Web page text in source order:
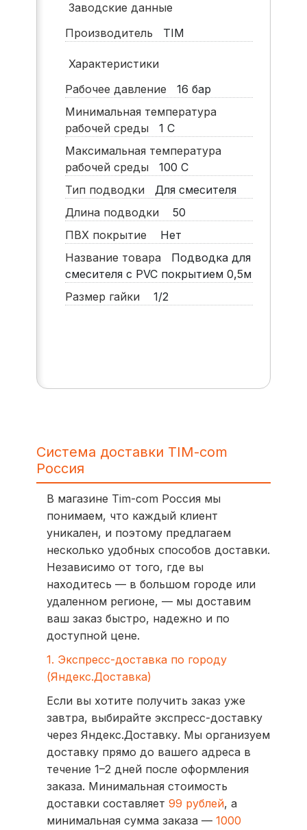
Заводские данные
Производитель
TIM
Характеристики
Рабочее давление
16 бар
Минимальная температура
рабочей среды
1 С
Максимальная температура
рабочей среды
100 С
Тип подводки
Для смесителя
Длина подводки
50
ПВХ покрытие
Нет
Название товара
Подводка для
смесителя с PVC покрытием 0,5м
Размер гайки
1/2
Система доставки TIM-com
Россия
В магазине Tim-com Россия мы
понимаем, что каждый клиент
уникален, и поэтому предлагаем
несколько удобных способов доставки.
Независимо от того, где вы
находитесь — в большом городе или
удаленном регионе, — мы доставим
ваш заказ быстро, надежно и по
доступной цене.
1. Экспресс-доставка по городу
(Яндекс.Доставка)
Если вы хотите получить заказ уже
завтра, выбирайте экспресс-доставку
через Яндекс.Доставку. Мы организуем
доставку прямо до вашего адреса в
течение 1–2 дней после оформления
заказа. Минимальная стоимость
доставки составляет 99 рублей, а
минимальная сумма заказа — 1000